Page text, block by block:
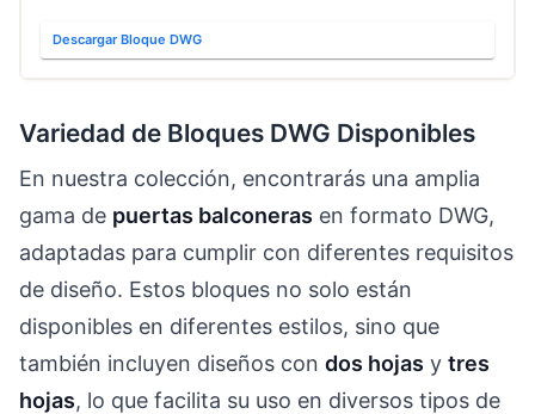
Descargar Bloque DWG
Variedad de Bloques DWG Disponibles
En nuestra colección, encontrarás una amplia
gama de puertas balconeras en formato DWG,
adaptadas para cumplir con diferentes requisitos
de diseño. Estos bloques no solo están
disponibles en diferentes estilos, sino que
también incluyen diseños con dos hojas y tres
hojas, lo que facilita su uso en diversos tipos de